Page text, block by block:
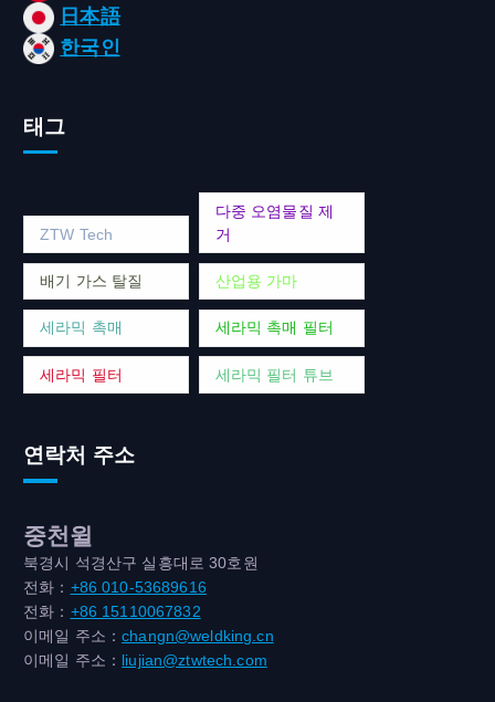
日本語
한국인
태그
ZTW Tech
다중 오염물질 제
거
배기 가스 탈질 산업용 가마
세라믹 촉매 세라믹 촉매 필터
세라믹 필터 세라믹 필터 튜브
연락처 주소
중천윌
북경시 석경산구 실흥대로 30호원
전화： +86 010-53689616
전화： +86 15110067832
이메일 주소：changn@weldking.cn
이메일 주소： liujian@ztwtech.com